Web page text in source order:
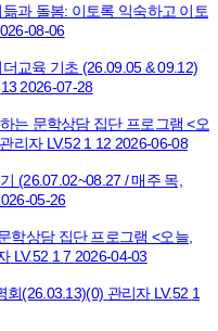
과 돌봄: 이토록 익숙하고 이토
08-06
교육 기초 (26.09.05 & 09.12)
13 2026-07-28
는 문학상담 집단 프로그램 <오
관리자 LV.52 1 12 2026-06-08
(26.07.02~08.27 / 매주 목,
05-26
학상담 집단 프로그램 <오늘,
LV.52 17 2026-04-03
회(26.03.13)(0) 관리자 LV.52 1